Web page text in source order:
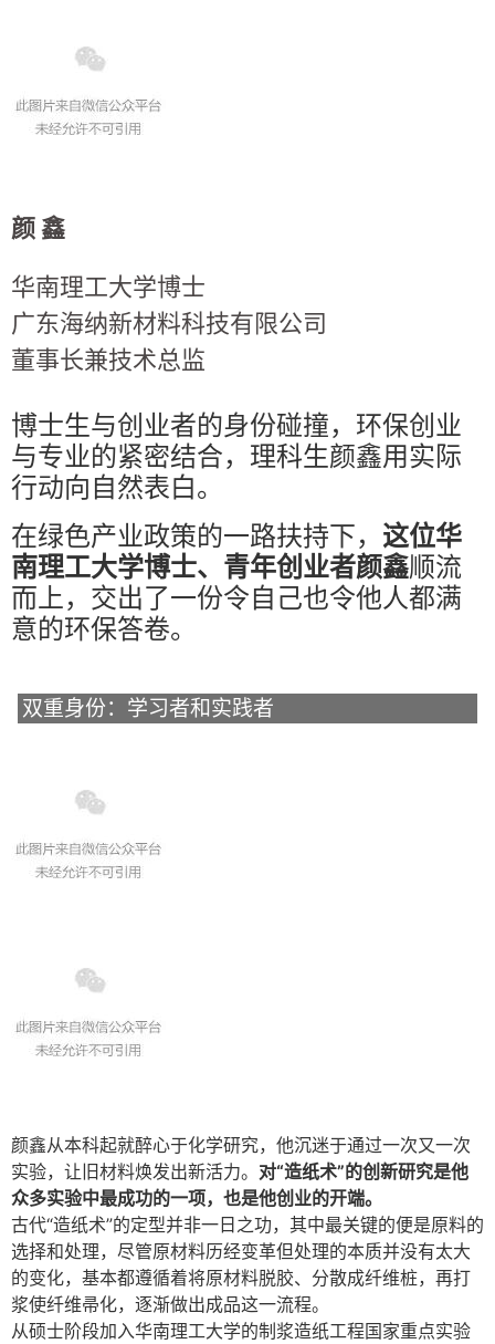
颜 鑫
华南理工大学博士
广东海纳新材料科技有限公司
董事长兼技术总监
博士生与创业者的身份碰撞，环保创业
与专业的紧密结合，理科生颜鑫用实际
行动向自然表白。
在绿色产业政策的一路扶持下， 这位华
南理工大学博士、青年创业者颜鑫顺流
而上，交出了一份令自己也令他人都满
意的环保答卷。
双重身份：学习者和实践者
颜鑫从本科起就醉心于化学研究，他沉迷于通过一次又一次
实验，让旧材料焕发出新活力。 对“造纸术”的创新研究是他
众多实验中最成功的一项，也是他创业的开端。
古代“造纸术”的定型并非一日之功，其中最关键的便是原料的
选择和处理，尽管原材料历经变革但处理的本质并没有太大
的变化，基本都遵循着将原材料脱胶、分散成纤维桩，再打
浆使纤维帚化，逐渐做出成品这一流程。
从硕士阶段加入华南理工大学的制浆造纸工程国家重点实验